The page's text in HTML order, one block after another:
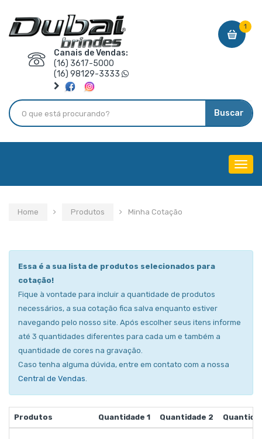
Canais de Vendas:
(16) 3617-5000
(16) 98129-3333
1
Buscar
Menu
Home
Produtos Minha Cotação
Essa é a sua lista de produtos selecionados para
cotação!
Fique à vontade para incluir a quantidade de produtos
necessários, a sua cotação fica salva enquanto estiver
navegando pelo nosso site. Após escolher seus itens informe
até 3 quantidades diferentes para cada um e também a
quantidade de cores na gravação.
Caso tenha alguma dúvida, entre em contato com a nossa
Central de Vendas.
Produtos Quantidade 1 Quantidade 2